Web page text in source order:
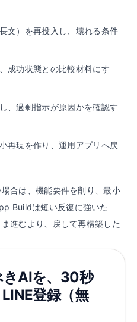
文）を再投入し、壊れる条件
成功状態との比較材料にす
、過剰指示が原因かを確認す
再現を作り、運用アプリへ戻
合は、機能要件を削り、最小
Buildは短い反復に強いた
進むより、戻して再構築した
きAIを、30秒
登録（無